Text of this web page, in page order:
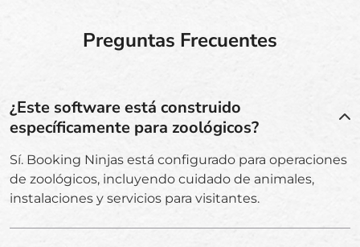
Preguntas Frecuentes
¿Este software está construido
específicamente para zoológicos?
Sí. Booking Ninjas está configurado para operaciones
de zoológicos, incluyendo cuidado de animales,
instalaciones y servicios para visitantes.